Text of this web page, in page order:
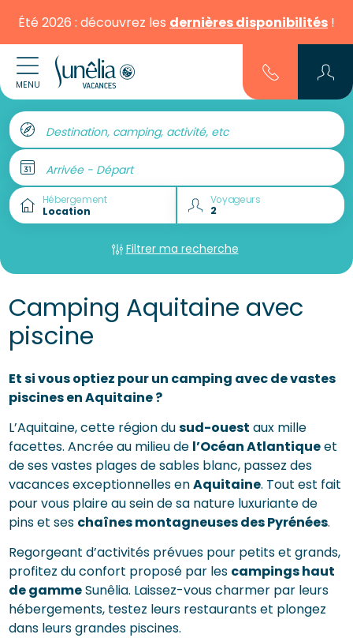
Été 2026 : découvrez les dernières disponibilités !
MENU
Destination, camping, activité, etc
Arrivée - Départ
Hébergement Voyageurs
Filtrer ma recherche
Camping Aquitaine avec
piscine
Et si vous optiez pour un camping avec de vastes
piscines en Aquitaine ?
L’Aquitaine, cette région dusud-ouest aux mille
facettes. Ancrée au milieu de l’Océan Atlantiqueet
de ses vastes plages de sables blanc, passez des
vacances exceptionnelles enAquitaine. Tout est fait
pour vous plaire au sein de sa nature luxuriante de
pins et ses chaînes montagneuses des Pyrénées.
Regorgeant d’activités prévues pour petits et grands,
profitez du confort proposé par les campings haut
de gammeSunêlia. Laissez-vous charmer par leurs
hébergements, testez leurs restaurants et plongez
dans leurs grandes piscines.